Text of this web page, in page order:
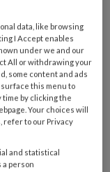
data, like browsing
I Accept enables
under we and our
All or withdrawing your
some content and ads
this menu to
by clicking the
Your choices will
refer to our Privacy
and statistical
a person